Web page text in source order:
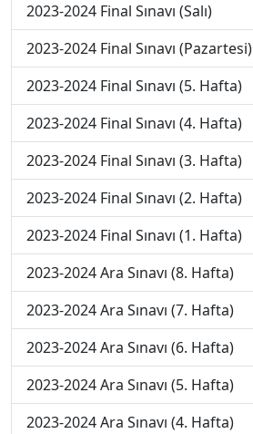
2023-2024 Final Sınavı (Salı)
2023-2024 Final Sınavı (Pazartesi)
2023-2024 Final Sınavı (5. Hafta)
2023-2024 Final Sınavı (4. Hafta)
2023-2024 Final Sınavı (3. Hafta)
2023-2024 Final Sınavı (2. Hafta)
2023-2024 Final Sınavı (1. Hafta)
2023-2024 Ara Sınavı (8. Hafta)
2023-2024 Ara Sınavı (7. Hafta)
2023-2024 Ara Sınavı (6. Hafta)
2023-2024 Ara Sınavı (5. Hafta)
2023-2024 Ara Sınavı (4. Hafta)